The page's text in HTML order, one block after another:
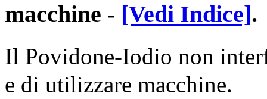
macchine - [Vedi Indice].
Il Povidone-Iodio non
e di utilizzare macchine.